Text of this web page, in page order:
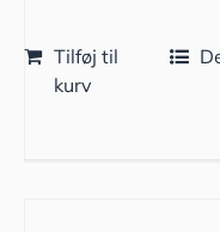
Tilføj til
kurv